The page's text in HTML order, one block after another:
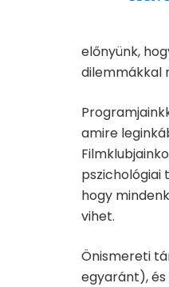
előnyünk,
dilemmákkal
amire
hogy
vihet.
Önismereti
egyaránt),